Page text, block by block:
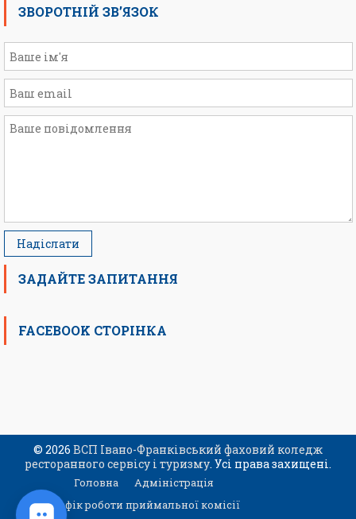
ЗВОРОТНІЙ ЗВ’ЯЗОК
ЗАДАЙТЕ ЗАПИТАННЯ
FACEBOOK СТОРІНКА
© 2026 ВСП Івано-Франківський фаховий коледж
ресторанного сервісу і туризму. Усі права захищені.
Головна
Адміністрація
Графік роботи приймальної комісії